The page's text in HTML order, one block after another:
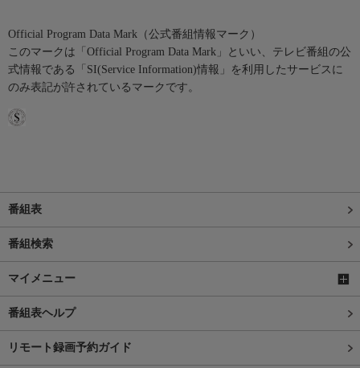
Official Program Data Mark（公式番組情報マーク）
このマークは「Official Program Data Mark」といい、テレビ番組の公
式情報である「SI(Service Information)情報」を利用したサービスに
のみ表記が許されているマークです。
番組表
番組検索
マイメニュー
番組表ヘルプ
リモート録画予約ガイド